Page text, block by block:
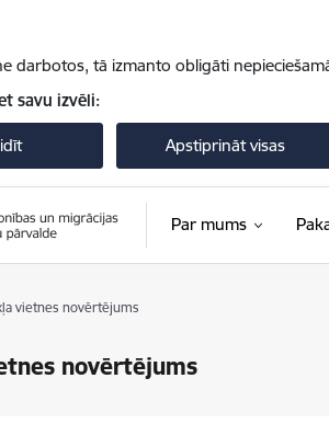
darbotos, tā izmanto obligāti
savu izvēli:
Apstiprināt visas
Par mums
vietnes novērtējums
novērtējums